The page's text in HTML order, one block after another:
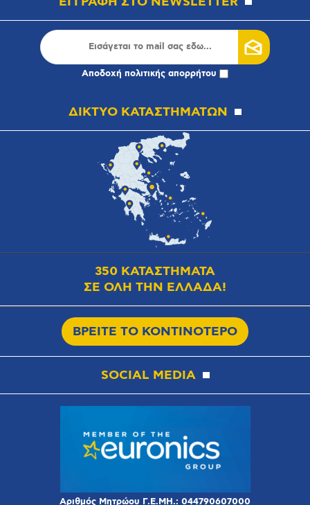
Αποδοχή πολιτικής απορρήτου
ΔΙΚΤΥΟ ΚΑΤΑΣΤΗΜΑΤΩΝ
350 ΚΑΤΑΣΤΗΜΑΤΑ
ΣΕ ΟΛΗ ΤΗΝ ΕΛΛΑΔΑ!
ΒΡΕΙΤΕ ΤΟ ΚΟΝΤΙΝΟΤΕΡΟ
SOCIAL MEDIA